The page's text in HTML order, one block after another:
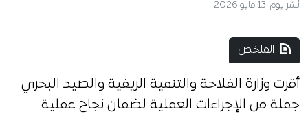
نُشر يوم: 13 مايو 2026
الملخص
أقرت وزارة الفلاحة والتنمية الريفية والصيد البحري
جملة من الإجراءات العملية لضمان نجاح عملية